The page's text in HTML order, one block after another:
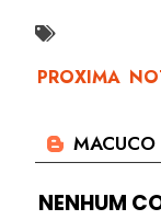
NENHUM